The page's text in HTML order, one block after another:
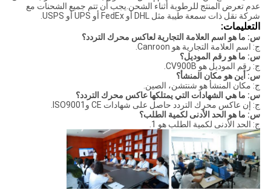
عدم تعرض المنتج للرطوبة أثناء الشحن.يجب أن تتم جميع الشحنات مع
شركة نقل ذات سمعة طيبة مثل DHL أو FedEx أو UPS أو USPS.
التعليمات:
س: ما هو اسم العلامة التجارية لعاكس محرك التردد؟
ج: اسم العلامة التجارية هو Canroon.
س: ما هو رقم الموديل؟
ج: رقم الموديل هو CV900B.
س: أين هو مكان المنشأ؟
ج: مكان المنشأ هو شنتشن، الصين.
س: ما هي الشهادات التي يمتلكها عاكس محرك التردد؟
ج: إن عاكس محرك التردد حاصل على شهادات CE وISO9001.
س: ما هو الحد الأدنى لكمية الطلب؟
ج: الحد الأدنى لكمية الطلب هو 1.